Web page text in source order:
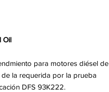
Oil
para motores diésel de
la requerida por la prueba
DFS 93K222.